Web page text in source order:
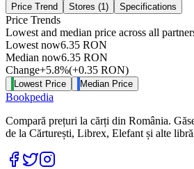
Price Trend Stores (1) Specifications
Price Trends
Lowest and median price across all
Lowest now6.35 RON
Median now6.35 RON
Change+5.8%(+0.35 RON)
Lowest Price Median Price
Bookpedia
Compară prețuri la cărți din România.
de la Cărturești, Librex, Elefant și alte
Facebook
Twitter